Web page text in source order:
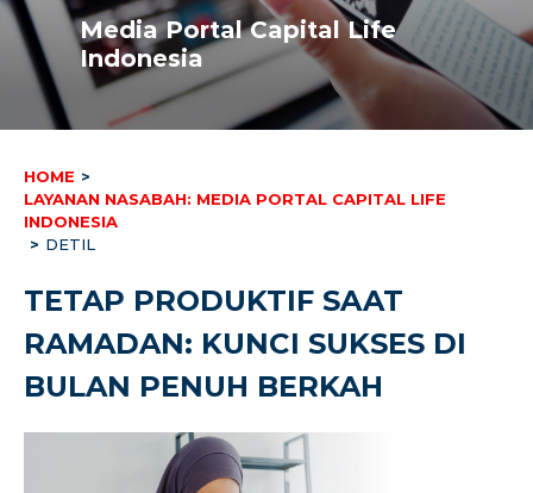
Media Portal Capital Life
Indonesia
HOME >
LAYANAN NASABAH: MEDIA PORTAL CAPITAL LIFE
INDONESIA
> DETIL
TETAP PRODUKTIF SAAT
RAMADAN: KUNCI SUKSES DI
BULAN PENUH BERKAH